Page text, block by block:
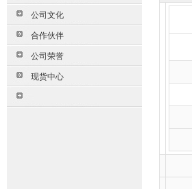
公司文化
合作伙伴
公司荣誉
现货中心